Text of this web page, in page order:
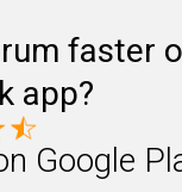
faster
app?
Google